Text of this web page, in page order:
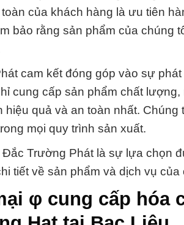
của khách hàng là ưu tiên
bảo rằng sản phẩm của
cam kết đóng góp vào sự
cung cấp sản phẩm chất
hiệu quả và an toàn nhất.
mọi quy trình sản xuất.
Trường Phát là sự lựa chọn
tiết về sản phẩm và dịch vụ của
φ cung cấp hóa